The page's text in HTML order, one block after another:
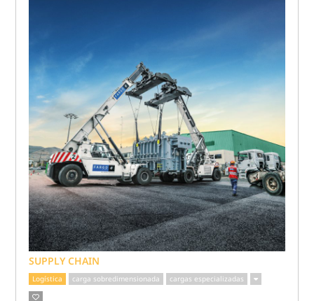
SUPPLY CHAIN
Logística carga sobredimensionada cargas especializadas